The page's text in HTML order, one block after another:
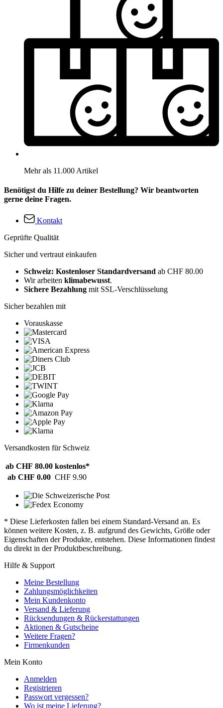
Mehr als 11.000 Artikel
Benötigst du Hilfe zu deiner Bestellung? Wir beantworten
gerne deine Fragen.
Kontakt
Geprüfte Qualität
Sicher und vertraut einkaufen
Schweiz: Kostenloser Standardversand ab CHF 80.00
Wir arbeiten klimabewusst.
Sichere Bezahlung mit SSL-Verschlüsselung
Sicher bezahlen mit
Vorauskasse
Versandkosten für Schweiz
ab CHF 80.00 kostenlos*
ab CHF 0.00 CHF 9.90
* Diese Lieferkosten fallen bei einem Standard-Versand an. Es
können weitere Kosten, z. B. aufgrund des Gewichts, Größe oder
Eigenschaften der Produkte, entstehen. Diese Informationen findest
du direkt in der Produktbeschreibung.
Hilfe & Support
Meine Bestellung
Zahlungsmöglichkeiten
Mein Kundenkonto
Versand & Lieferung
Rücksendungen & Rückerstattungen
Aktionen & Gutscheine
Weitere Fragen?
Firmenkunden
Mein Konto
Anmelden
Registrieren
Passwort vergessen?
Wo ist meine Lieferung?